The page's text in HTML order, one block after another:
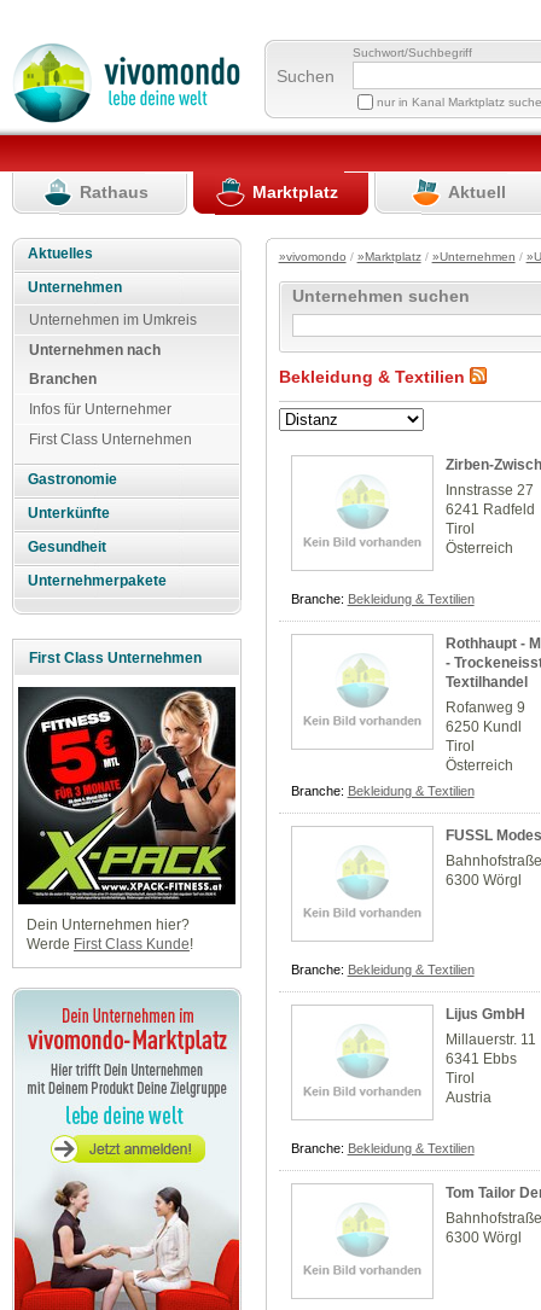
Suchen
Suchwort/Suchbegriff
nur in Kanal Marktplatz
Rathaus Marktplatz Aktuell
Aktuelles
Unternehmen
Unternehmen im Umkreis
Unternehmen nach
Branchen
Infos für Unternehmer
First Class Unternehmen
Gastronomie
Unterkünfte
Gesundheit
Unternehmerpakete
First Class Unternehmen
Dein Unternehmen hier?
Werde First Class Kunde!
»vivomondo / »Marktplatz/ »Unternehmen /
Unternehmen suchen
Bekleidung & Textilien
Zirben-
Innstrasse 27
6241 Radfeld
Tirol
Österreich
Branche: Bekleidung & Textilien
Rothhaupt -
-
Textilhandel
Rofanweg 9
6250 Kundl
Tirol
Österreich
Branche: Bekleidung & Textilien
FUSSL
6300 Wörgl
Branche: Bekleidung & Textilien
Lijus GmbH
Millauerstr. 11
6341 Ebbs
Tirol
Austria
Branche: Bekleidung & Textilien
Tom Tailor
6300 Wörgl